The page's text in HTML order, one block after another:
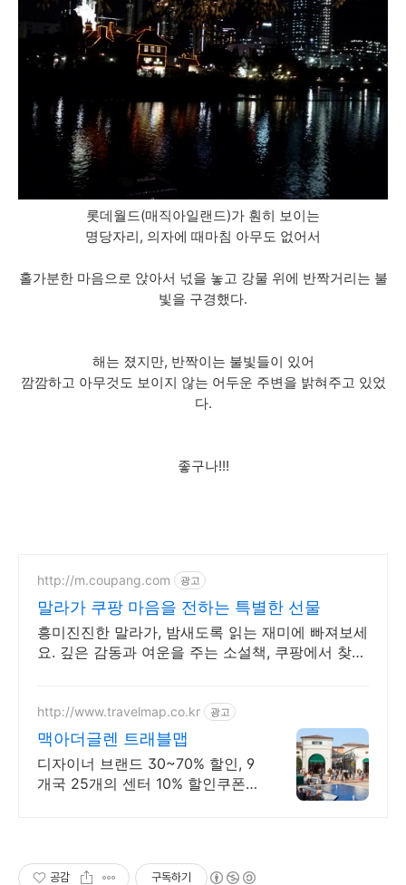
롯데월드(매직아일랜드)가 훤히 보이는
명당자리, 의자에 때마침 아무도 없어서
홀가분한 마음으로 앉아서 넋을 놓고 강물 위에 반짝거리는 불
빛을 구경했다.
해는 졌지만, 반짝이는 불빛들이 있어
깜깜하고 아무것도 보이지 않는 어두운 주변을 밝혀주고 있었
다.
좋구나!!!
http://m.coupang.com 광고
말라가 쿠팡 마음을 전하는 특별한 선물
흥미진진한 말라가, 밤새도록 읽는 재미에 빠져보세
요. 깊은 감동과 여운을 주는 소설책, 쿠팡에서 찾아
http://www.travelmap.co.kr 광고
맥아더글렌 트래블맵
디자이너 브랜드 30~70% 할인, 9
개국 25개의 센터 10% 할인쿠폰
공감 구독하기